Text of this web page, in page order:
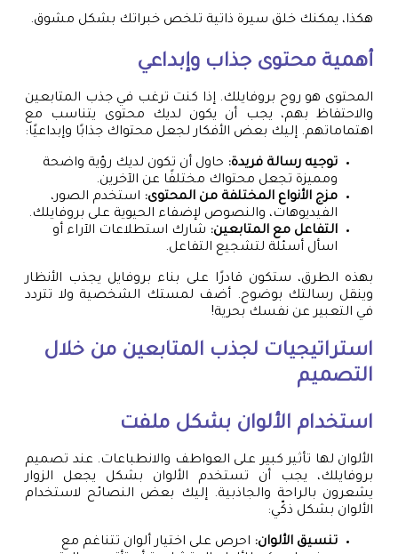
هكذا، يمكنك خلق سيرة ذاتية تلخص خبراتك بشكل مشوق.
أهمية محتوى جذاب وإبداعي
المحتوى هو روح بروفايلك. إذا كنت ترغب في جذب المتابعين
والاحتفاظ بهم، يجب أن يكون لديك محتوى يتناسب مع
اهتماماتهم. إليك بعض الأفكار لجعل محتواك جذابًا وإبداعيًا:
توجيه رسالة فريدة: حاول أن تكون لديك رؤية واضحة
ومميزة تجعل محتواك مختلفًا عن الآخرين.
مزج الأنواع المختلفة من المحتوى: استخدم الصور،
الفيديوهات، والنصوص لإضفاء الحيوية على بروفايلك.
التفاعل مع المتابعين: شارك استطلاعات الآراء أو
اسأل أسئلة لتشجيع التفاعل.
بهذه الطرق، ستكون قادرًا على بناء بروفايل يجذب الأنظار
وينقل رسالتك بوضوح. أضف لمستك الشخصية ولا تتردد
في التعبير عن نفسك بحرية!
استراتيجيات لجذب المتابعين من خلال
التصميم
استخدام الألوان بشكل ملفت
الألوان لها تأثير كبير على العواطف والانطباعات. عند تصميم
بروفايلك، يجب أن تستخدم الألوان بشكل يجعل الزوار
يشعرون بالراحة والجاذبية. إليك بعض النصائح لاستخدام
الألوان بشكل ذكّي:
تنسيق الألوان: احرص على اختيار ألوان تتناغم مع